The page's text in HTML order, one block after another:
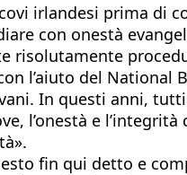
irlandesi prima di
con onestà
risolutamente
l’aiuto del
In questi anni,
l’onestà e
fin qui detto e